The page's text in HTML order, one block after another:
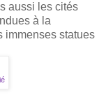
aussi les cités
à la
immenses statues